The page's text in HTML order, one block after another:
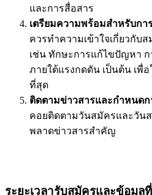
และการสื่อสาร
เตรียมความพร้อมสำหรับก
ควรทำความเข้าใจเกี่ยวกับ
เช่น ทักษะการแก้ไขปัญหา ก
ภายใต้แรงกดดัน เป็นต้น เ
ที่สุด
ติดตามข่าวสารและกำหนดก
คอยติดตามวันสมัครและวัน
พลาดข่าวสารสำคัญ
ระยะเวลารับสมัครและข้อมูล